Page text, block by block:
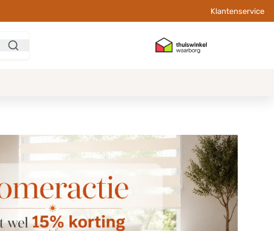
Klantenservice